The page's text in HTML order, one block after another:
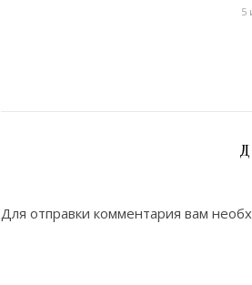
5
Для отправки комментария вам